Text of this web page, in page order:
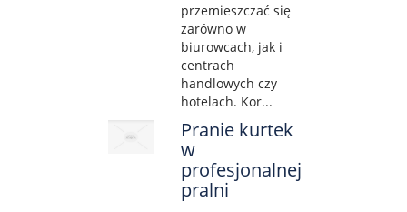
przemieszczać się
zarówno w
biurowcach, jak i
centrach
handlowych czy
hotelach. Kor...
Pranie kurtek
w
profesjonalnej
pralni